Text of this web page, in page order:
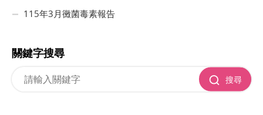
115年3月黴菌毒素報告
關鍵字搜尋
搜尋